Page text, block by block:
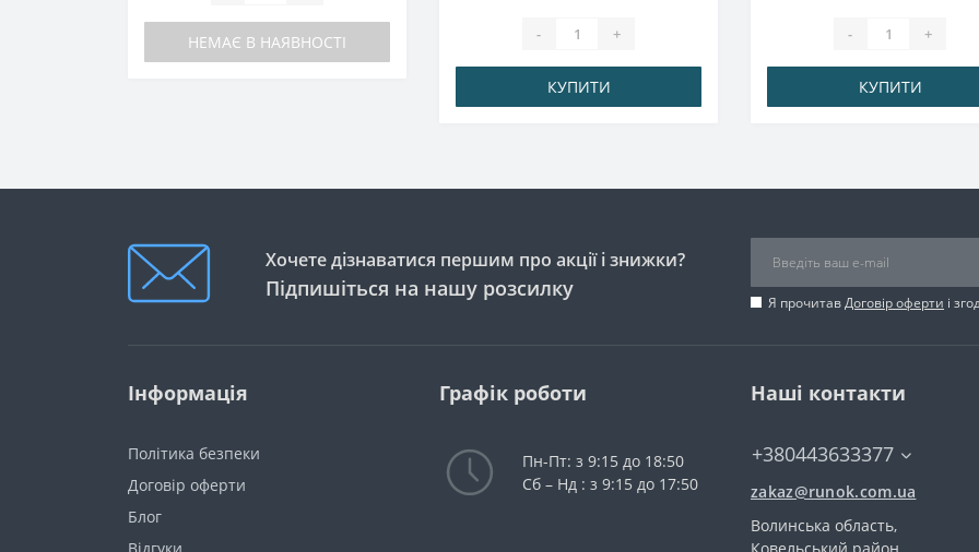
НЕМАЄ В НАЯВНОСТІ - +
КУПИТИ
- +
КУПИТИ
Хочете дізнаватися першим про акції і знижки?
Підпишіться на нашу розсилку
Я прочитавДоговір оферти і
Інформація
Політика безпеки
Договір оферти
Блог
Графік роботи
Пн-Пт: з 9:15 до 18:50
Сб – Нд : з 9:15 до 17:50
Наші контакти
+380443633377
zakaz@runok.com.ua
Волинська область,